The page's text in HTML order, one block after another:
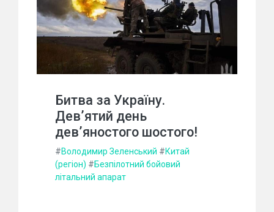
Битва за Україну.
Дев’ятий день
дев’яностого шостого!
#Володимир Зеленський #Китай
(регіон) #Безпілотний бойовий
літальний апарат